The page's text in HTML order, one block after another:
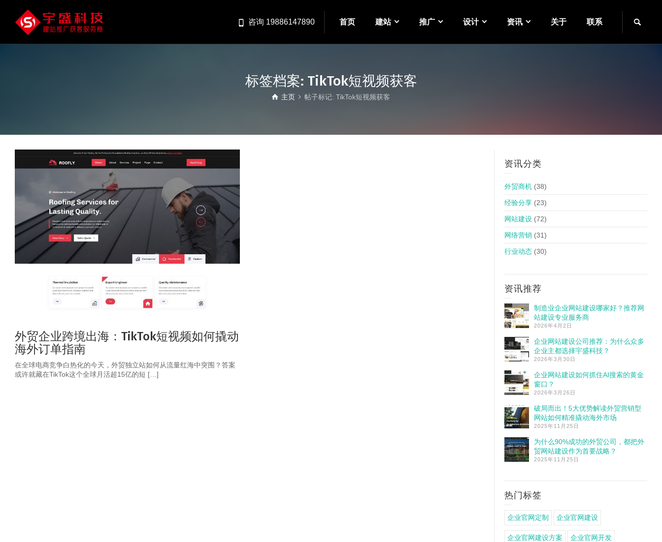
咨询 19886147890 首页 建站 推广 设计 资讯 关于 联系
标签档案: TikTok短视频获客
主页 帖子标记: TikTok短视频获客
外贸企业跨境出海：TikTok短视频如何撬动
海外订单指南
在全球电商竞争白热化的今天，外贸独立站如何从流量红海中突围？答案
或许就藏在TikTok这个全球月活超15亿的短 […]
资讯分类
外贸商机 (38)
经验分享 (23)
网站建设 (72)
网络营销 (31)
行业动态 (30)
资讯推荐
制造业企业网站建设哪家好？推荐网
站建设专业服务商
2026年4月2日
企业网站建设公司推荐：为什么众多
企业主都选择宇盛科技？
2026年3月30日
企业网站建设如何抓住AI搜索的黄金
窗口？
2026年3月26日
破局而出！5大优势解读外贸营销型
网站如何精准撬动海外市场
2025年11月25日
为什么90%成功的外贸公司，都把外
贸网站建设作为首要战略？
2025年11月25日
热门标签
企业官网定制 企业官网建设
企业官网建设方案 企业官网开发